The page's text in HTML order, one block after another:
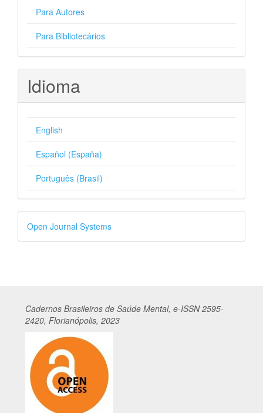
Para Autores
Para Bibliotecários
Idioma
English
Español (España)
Português (Brasil)
Desenvolvido
por
Open Journal Systems
Cadernos Brasileiros de Saúde Mental, e-ISSN 2595-
2420, Florianópolis, 2023